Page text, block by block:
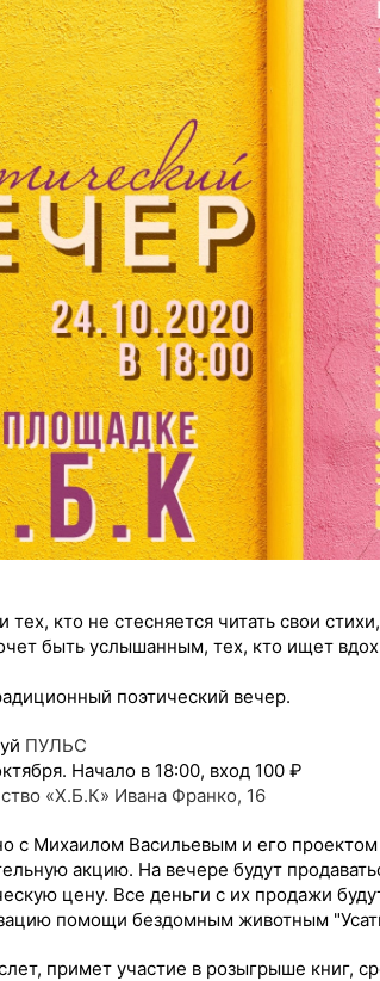
тех, кто не стесняется читать свои
быть услышанным, тех, кто ищет
поэтический вечер.
ПУЛЬС
Начало в 18:00, вход 100 ₽
«Х.Б.К» Ивана Франко, 16
с Михаилом Васильевым и его
акцию. На вечере будут
цену. Все деньги с их продажи
помощи бездомным животным
примет участие в розыгрыше книг,